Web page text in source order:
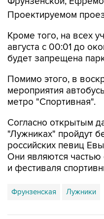
Кроме того, на всех
будет запрещена
Помимо этого, в
метро "Спортивная".
Согласно открытым
российских певиц
Они являются частью
и фестиваля
Фрунзенская Лужники